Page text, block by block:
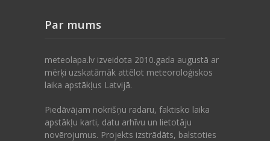
Par mums
meteolapa.lv izveidota 2010.gada augustā ar
mērķi uzskatāmāk attēlot meteoroloģiskos
laika apstākļus Latvijā.
Piedāvājam nokrišņu radaru, faktisko laika
apstākļu karti, datu arhīvu un lietotāju
novērojumus. Projekts izstrādāts, balstoties